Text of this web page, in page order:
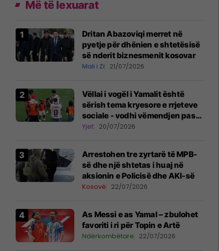
Më të lexuarat
Dritan Abazoviqi merret në
pyetje për dhënien e shtetësisë
së nderit biznesmenit kosovar
Mali i Zi 21/07/2026
Vëllai i vogël i Yamalit është
sërish tema kryesore e rrjeteve
sociale - vodhi vëmendjen pas
finales së Kupës së Botës
Yjet 20/07/2026
Arrestohen tre zyrtarë të MPB-
së dhe një shtetas i huaj në
aksionin e Policisë dhe AKI-së
Kosovë 22/07/2026
As Messi e as Yamal – zbulohet
favoriti i ri për Topin e Artë
Ndërkombëtare 22/07/2026